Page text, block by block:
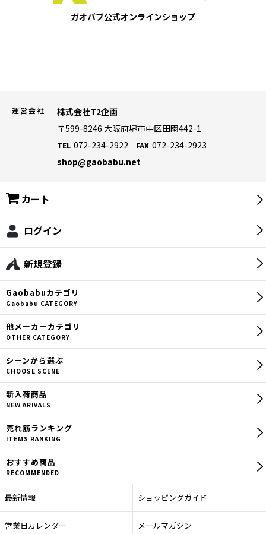
【災害対策】保存食・保存飲料
【災害対策】非常用トイレ
【災害対策】生活用品・その他
【災害対策】暑さ対策・冷却グッズ
ロゴス(LOGOS)
【ヤエンロッド】
【ヤエン釣り用品】
【エギ】
【エギングロッド】
【エギング用品】
【ロッドカバー】
【セット商品】
【ウエア】
【その他】
ガオバブ公式オンラインショップ
運営会社
株式会社T2企画
〒599-8246 大阪府堺市中区田園442-1
TEL 072-234-2922 FAX 072-234-2923
shop@gaobabu.net
新規登録
ログイン
カート
Gaobabuカテゴリ
Gaobabu CATEGORY
他メーカーカテゴリ
OTHER CATEGORY
シーンから選ぶ
CHOOSE SCENE
新入荷商品
NEW ARIVALS
売れ筋ランキング
ITEMS RANKING
おすすめ商品
RECOMMENDED
最新情報 ショッピングガイド
営業日カレンダー メールマガジン